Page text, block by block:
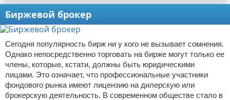
Биржевой брокер
Сегодня популярность бирж ни у кого не вызывает сомнения.
Однако непосредственно торговать на бирже могут только ее
члены, которые, кстати, должны быть юридическими
лицами. Это означает, что профессиональные участники
фондового рынка имеют лицензию на дилерскую или
брокерскую деятельность. В современном обществе стало в